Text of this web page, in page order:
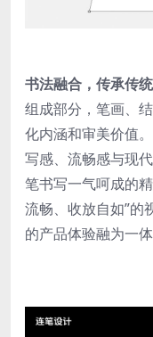
书法融合，传承传
组成部分，笔画、
化内涵和审美价值
写感、流畅感与现
笔书写一气呵成的
流畅、收放自如”的
的产品体验融为一体